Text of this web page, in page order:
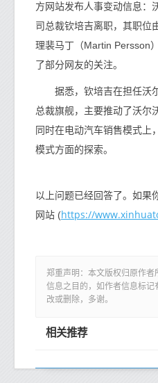
方网站发布人事变动信息：
司总裁钦培吉离职，其职位
理裴马丁（Martin Persson
了部分网友的关注。
据悉，钦培吉在担任沃
总裁旗舰，主要推动了沃尔
同时在电动汽车销售模式上
模式方面的探索。
以上问题已经回答了。如果
网站 (https://
郑重声明：本文版权归原作
信息之目的，如作者信息标
改或删除，多谢。
相关推荐